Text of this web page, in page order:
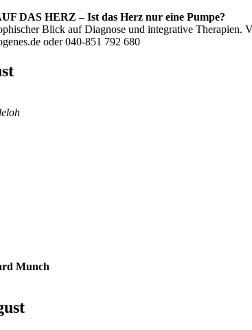
DAS HERZ – Ist das Herz nur eine Pumpe?
Blick auf Diagnose und integrative
oder 040-851 792 680
Munch